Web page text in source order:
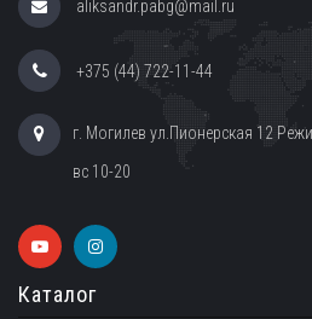
aliksandr.pabg@mail.ru
+375 (44) 722-11-44
г. Могилев ул.Пионерская 12
вс 10-20
Каталог